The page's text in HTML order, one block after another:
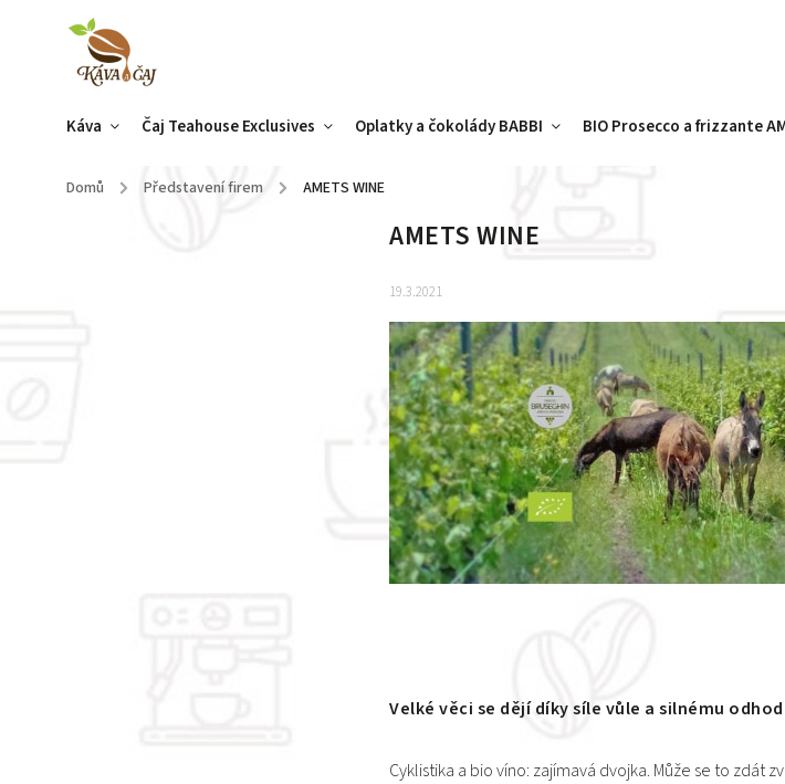
Káva Čaj Teahouse Exclusives Oplatky a čokolády BABBI BIO Prosecco a frizzante
Domů / Představení firem / AMETS WINE
AMETS WINE
19.3.2021
Velké věci se dějí díky síle vůle a silnému
Cyklistika a bio víno: zajímavá dvojka. Může se to zdát